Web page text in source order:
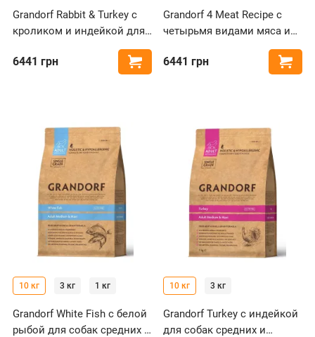
Grandorf Rabbit & Turkey с
кроликом и индейкой для
собак средних и крупных
пород
6441 грн Купить
Grandorf 4 Meat Recipe с
четырьмя видами мяса и
пробиотиками для собак
средних и крупных пород
6441 грн
10 кг 3 кг 1 кг
Grandorf White Fish с белой
рыбой для собак средних и
10 кг 3 кг
Grandorf Turkey с индейкой
для собак средних и